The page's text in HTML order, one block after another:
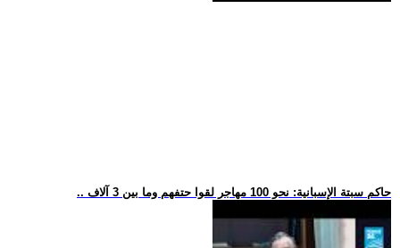
.. حاكم سبتة الإسبانية: نحو 100 مهاجر لقوا حتفهم وما بين 3 آلاف